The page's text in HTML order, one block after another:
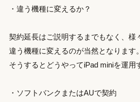
・違う機種に変えるか？
契約延長はご説明するまでもなく、様
違う機種に変えるのが当然となります
そうするとどうやってiPad miniを運用
・ソフトバンクまたはAUで契約